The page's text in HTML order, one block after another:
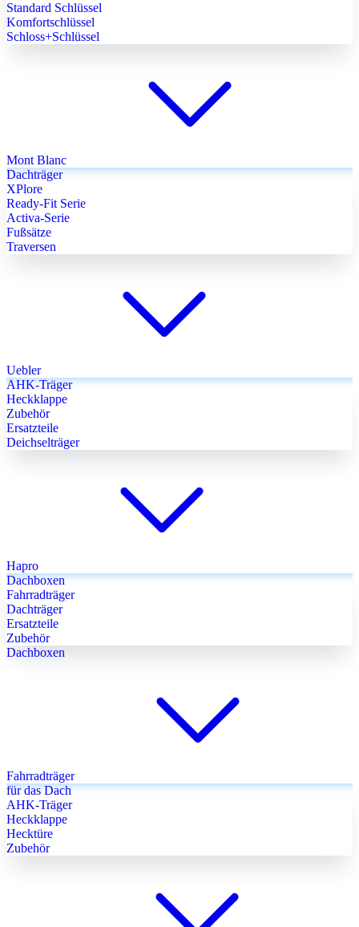
Standard Schlüssel
Komfortschlüssel
Schloss+Schlüssel
Mont Blanc
Dachträger
XPlore
Ready-Fit Serie
Activa-Serie
Fußsätze
Traversen
Uebler
AHK-Träger
Heckklappe
Zubehör
Ersatzteile
Deichselträger
Hapro
Dachboxen
Fahrradträger
Dachträger
Ersatzteile
Zubehör
Dachboxen
Fahrradträger
für das Dach
AHK-Träger
Heckklappe
Hecktüre
Zubehör